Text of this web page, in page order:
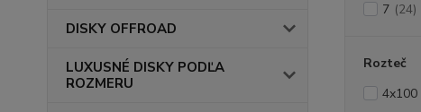
DISKY OFFROAD
LUXUSNÉ DISKY PODĽA
ROZMERU
7 (24)
Rozteč
4x100